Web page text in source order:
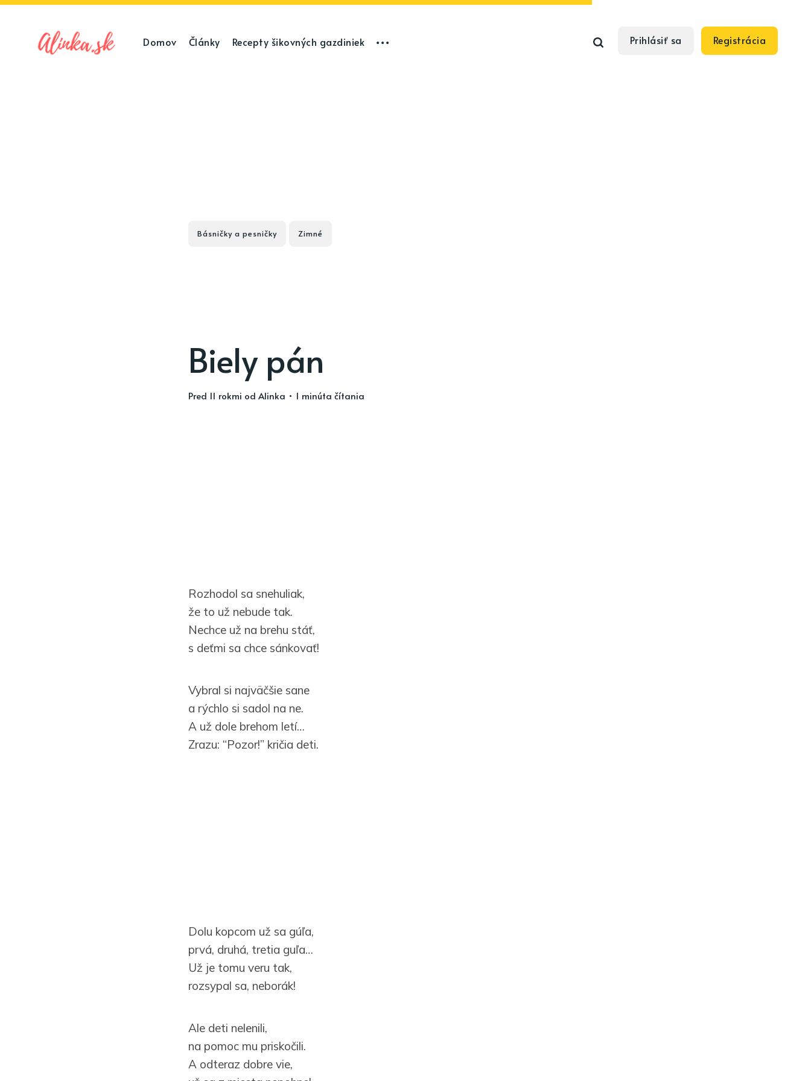
Domov Články Recepty šikovných gazdiniek Prihlásiť sa Registrácia
Básničky a pesničky Zimné
Biely pán
pred 11 rokmi od Alinka • 1 minúta čítania
Rozhodol sa snehuliak,
že to už nebude tak.
Nechce už na brehu stáť,
s deťmi sa chce sánkovať!
Vybral si najväčšie sane
a rýchlo si sadol na ne.
A už dole brehom letí…
Zrazu: “Pozor!” kričia deti.
Dolu kopcom už sa gúľa,
prvá, druhá, tretia guľa…
Už je tomu veru tak,
rozsypal sa, neborák!
Ale deti nelenili,
na pomoc mu priskočili.
A odteraz dobre vie,